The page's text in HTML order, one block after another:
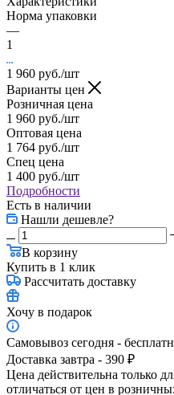
Норма упаковки
—
1
1 960 руб./шт
Варианты цен
Розничная цена
1 960 руб./шт
Оптовая цена
1 764 руб./шт
Спец цена
1 400 руб./шт
Подробности
Есть в наличии
Нашли дешевле?
В корзину
Купить в 1 клик
Рассчитать доставку
Хочу в подарок
Самовывоз сегодня -
Доставка завтра - 390 ₽
Цена действительна только
отличаться от цен в